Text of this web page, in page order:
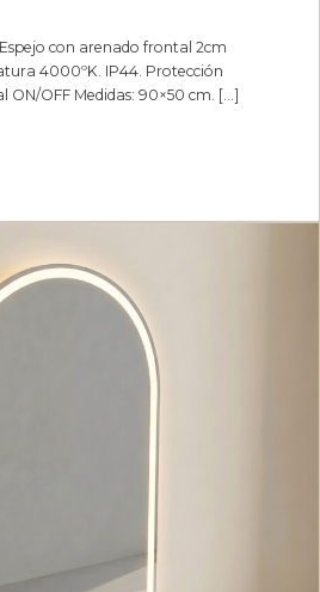
con arenado frontal 2cm
4000ºK. IP44. Protección
OFF Medidas: 90×50 cm. […]